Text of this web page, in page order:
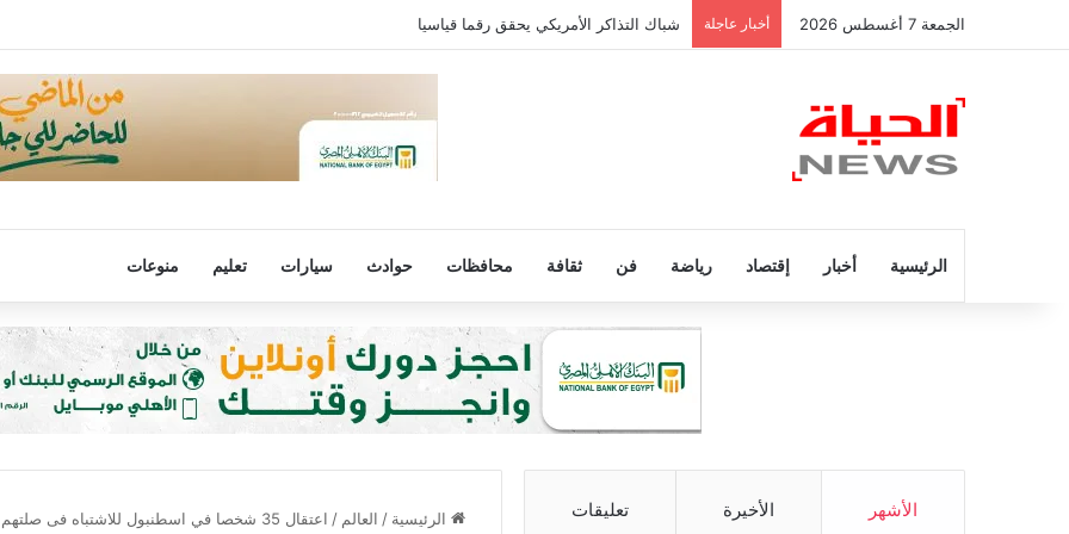
الجمعة 7 أغسطس 2026 أخبار عاجلة شباك التذاكر الأمريكي يحقق رقما قياسيا
الرئيسية أخبار إقتصاد رياضة فن ثقافة محافظات حوادث سيارات تعليم منوعات
الرئيسية / العالم / اعتقال 35 شخصا في اسطنبول للاشتباه فى صلتهم بداعش الأشهر الأخيرة تعليقات